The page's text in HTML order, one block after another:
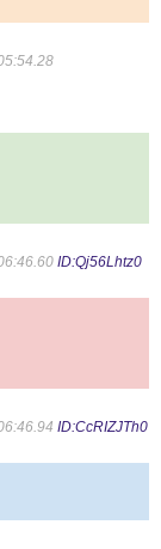
ID:Qj56Lhtz0
ID:CcRIZJTh0